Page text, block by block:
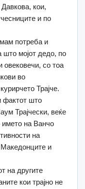
кои,
и по
потреба и
мојот дедо, по
овековечи, со тоа
во
Трајче.
фактот што
Трајчески, веќе
името на Ванчо
на
и
на другите
кои трајно не